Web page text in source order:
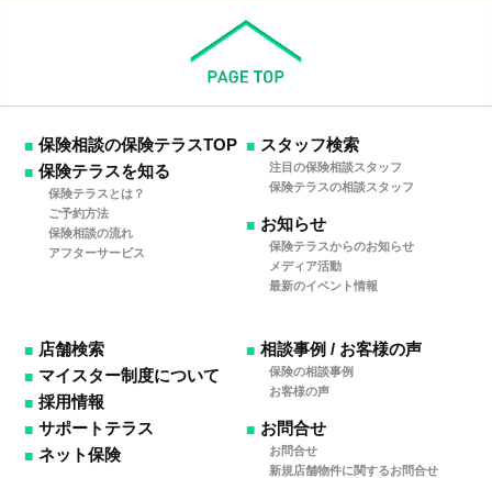
保険相談の保険テラスTOP
保険テラスを知る
保険テラスとは？
ご予約方法
保険相談の流れ
アフターサービス
スタッフ検索
注目の保険相談スタッフ
保険テラスの相談スタッフ
お知らせ
保険テラスからのお知らせ
メディア活動
最新のイベント情報
店舗検索
マイスター制度について
採用情報
サポートテラス
ネット保険
相談事例 / お客様の声
保険の相談事例
お客様の声
お問合せ
お問合せ
新規店舗物件に関するお問合せ